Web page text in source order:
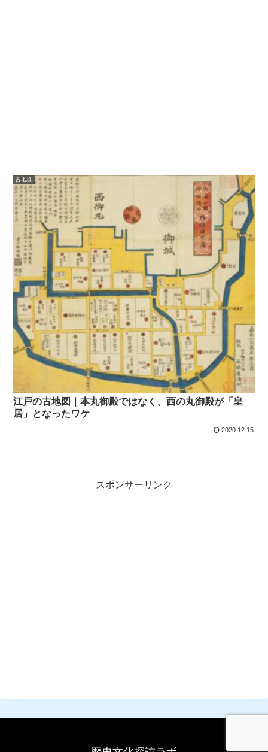
古地図
江戸の古地図｜本丸御殿ではなく、西の丸御殿が「皇
居」となったワケ
2020.12.15
スポンサーリンク